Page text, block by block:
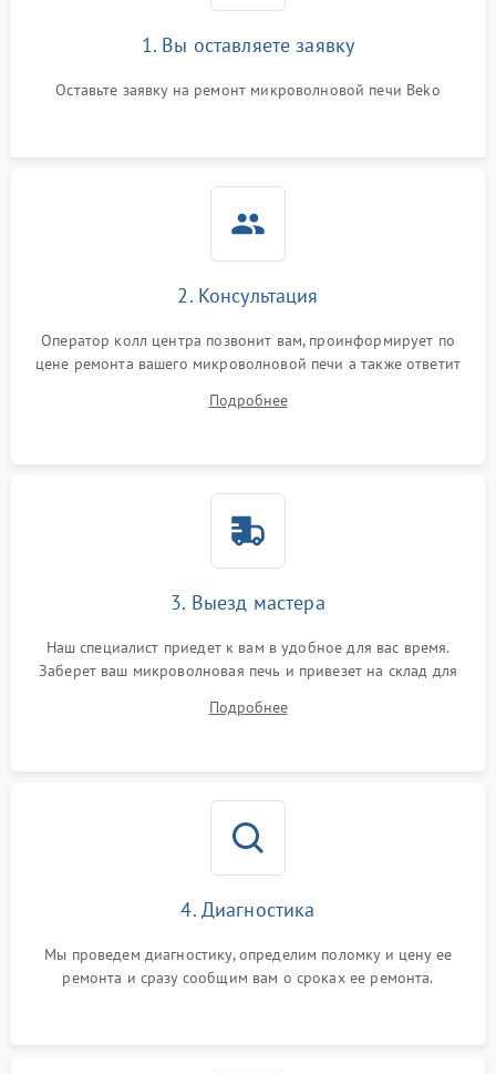
1. Вы оставляете заявку
Оставьте заявку на ремонт микроволновой печи Beko
2. Консультация
Оператор колл центра позвонит вам, проинформирует по
цене ремонта вашего микроволновой печи а также ответит
Подробнее
3. Выезд мастера
Наш специалист приедет к вам в удобное для вас время.
Заберет ваш микроволновая печь и привезет на склад для
Подробнее
4. Диагностика
Мы проведем диагностику, определим поломку и цену ее
ремонта и сразу сообщим вам о сроках ее ремонта.